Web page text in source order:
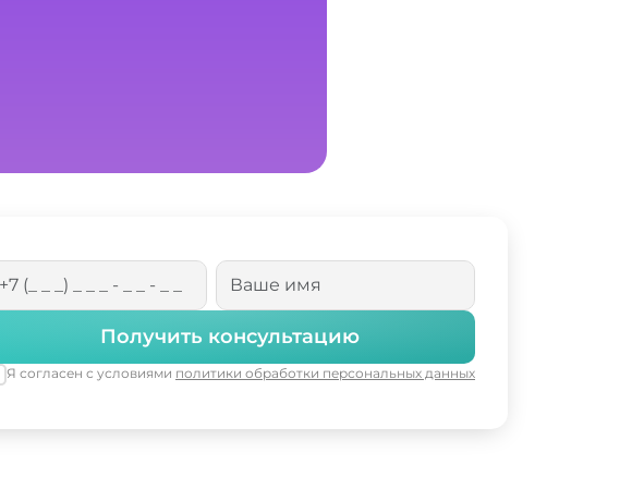
Получить консультацию
Я согласен с условиями политики обработки персональных данных